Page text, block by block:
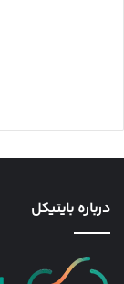
درباره بایتیکل